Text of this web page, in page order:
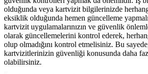
olduğunda veya kartvizit bilgilerinizde
eksiklik olduğunda hemen güncelleme
kartvizit uygulamalarınızın ve güvenlik
olarak güncellemelerini kontrol ederek,
olup olmadığını kontrol etmelisiniz. Bu
kartvizitlerinizin güvenliği konusunda daha
olabilirsiniz.